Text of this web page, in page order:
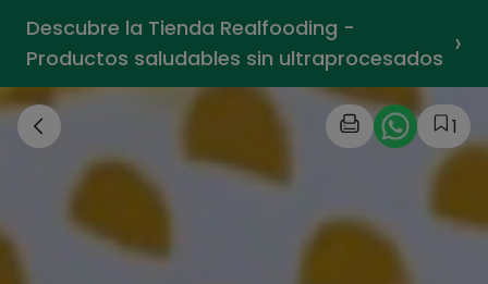
Descubre la Tienda Realfooding -
Productos saludables sin ultraprocesados ›
1